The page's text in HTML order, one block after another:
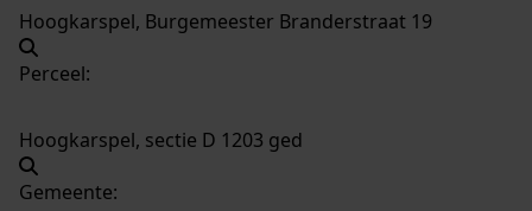
Hoogkarspel, Burgemeester Branderstraat 19
Perceel:
Hoogkarspel, sectie D 1203 ged
Gemeente: